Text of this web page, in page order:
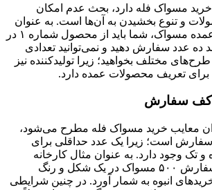
خرید مسواک فله دارد، بحث عدم امکان
و تنوع بخشیدن به آن‌ها است. به عنوان
مثال در هنگام خرید عمده مسواک، شما باید از محصول شماره ۱ در
ده عدد سفارش دهید و نمی‌توانید تعدادی
مختلف بخواهید؛ زیرا تولیدکننده نیز
تعریف محصولات عمده دارد.
کف سفارش
معایب خرید مسواک فله مطرح می‌شود،
است؛ زیرا یک عدد حداقلی برای
وجود دارد. به عنوان مثال کارخانه
ممکن است حداقل سفارش ۵۰۰ مسواک در یک شکل و رنگ
انبوه به شمار آورد. در چنین شرایطی